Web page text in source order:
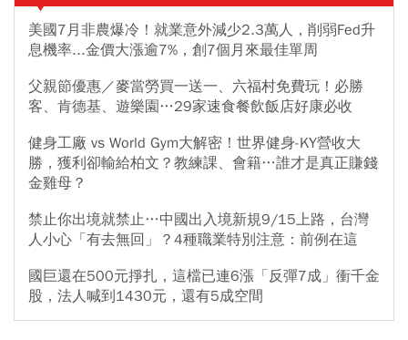
美國7月非農爆冷！就業意外減少2.3萬人，削弱Fed升
息機率...金價大漲逾7%，創7個月來最佳單周
父親節優惠／麥當勞買一送一、六福村免費玩！必勝
客、肯德基、遊樂園…29家速食餐飲飯店好康必收
健身工廠 vs World Gym大解密！世界健身-KY營收大
勝，獲利卻輸給柏文？教練課、會籍…誰才是真正賺錢
金雞母？
禁止你出境就禁止…中國出入境新規9/15上路，台灣
人小心「有去無回」？4種職業特別注意：前例在這
國巨還在500元掙扎，這檔已連6漲「反彈7成」衝千金
股，法人喊到1430元，還有5成空間